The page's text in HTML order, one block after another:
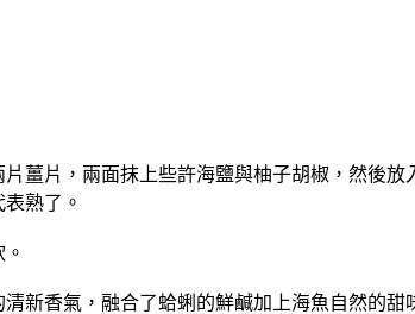
薑片，兩面抹上些許海鹽與柚子胡椒，然後
熟了。
新香氣，融合了蛤蜊的鮮鹹加上海魚自然的甜